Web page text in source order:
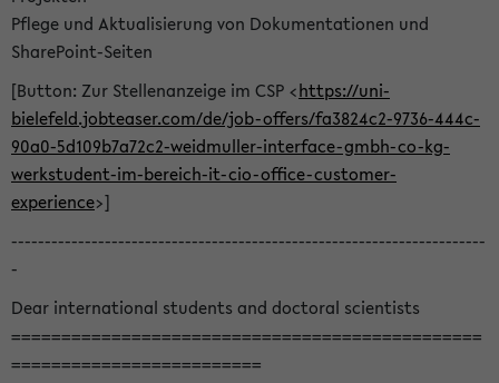
Pflege und Aktualisierung von Dokumentationen und
SharePoint-Seiten
[Button: Zur Stellenanzeige im CSP <https://uni-
bielefeld.jobteaser.com/de/job-offers/fa3824c2-9736-444c-
90a0-5d109b7a72c2-weidmuller-interface-gmbh-co-kg-
werkstudent-im-bereich-it-cio-office-customer-
experience>]
-----------------------------------------------------------------------
-
Dear international students and doctoral scientists
===============================================
=========================